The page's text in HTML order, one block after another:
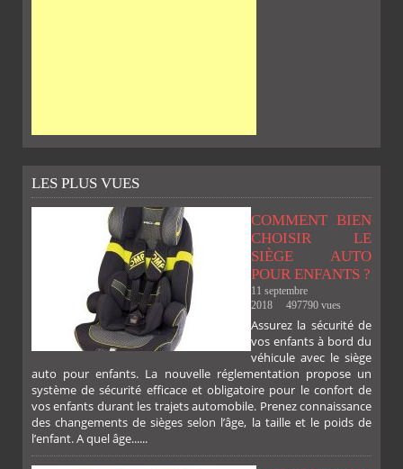
SUR SUR
LES PLUS VUES
COMMENT BIEN
CHOISIR LE
SIÈGE AUTO
POUR ENFANTS ?
11 septembre
2018
497790 vues
Assurez la sécurité de
vos enfants à bord du
véhicule avec le siège
auto pour enfants. La nouvelle réglementation propose un
système de sécurité efficace et obligatoire pour le confort de
vos enfants durant les trajets automobile. Prenez connaissance
des changements de sièges selon l’âge, la taille et le poids de
l’enfant. A quel âge......